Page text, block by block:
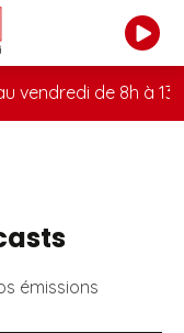
de 8h à 13h
émissions